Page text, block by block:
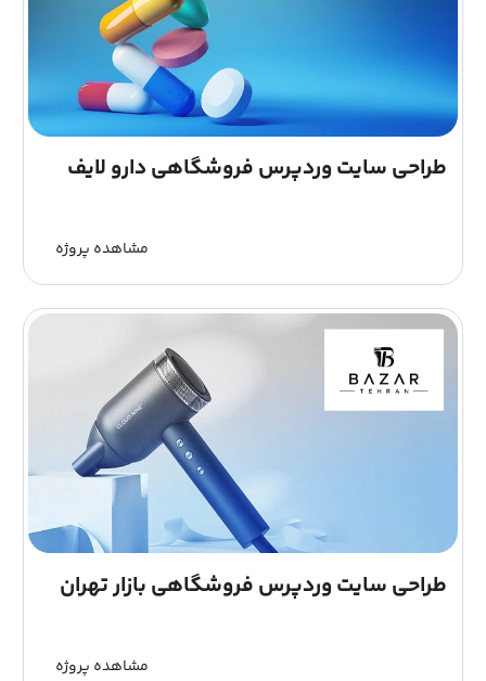
طراحی سایت وردپرس فروشگاهی دارو لایف
مشاهده پروژه
طراحی سایت وردپرس فروشگاهی بازار تهران
مشاهده پروژه